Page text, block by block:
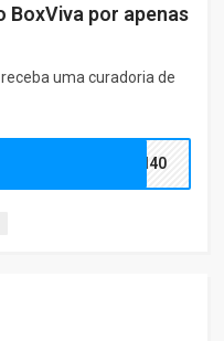
BoxViva por apenas
uma curadoria de
cd40